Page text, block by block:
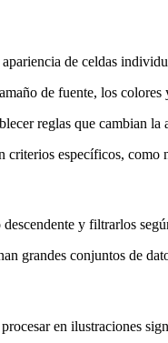
de celdas
de fuente, los
reglas que cambian
criterios específicos,
y filtrarlos
grandes conjuntos de
en ilustraciones